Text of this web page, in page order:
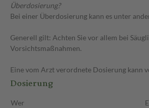
Überdosierung?
Bei einer Überdosierung kann es unter
Generell gilt: Achten Sie vor allem bei
Vorsichtsmaßnahmen.
Eine vom Arzt verordnete Dosierung kann
Dosierung
Wer